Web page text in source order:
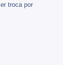
troca por